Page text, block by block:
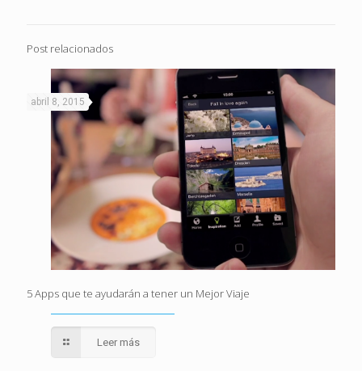
Post relacionados
abril 8, 2015
5 Apps que te ayudarán a tener un Mejor Viaje
Leer más